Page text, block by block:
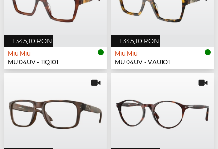
1.345,10 RON
Miu Miu
MU 04UV - 11Q1O1
1.345,10 RON
Miu Miu
MU 04UV - VAU1O1